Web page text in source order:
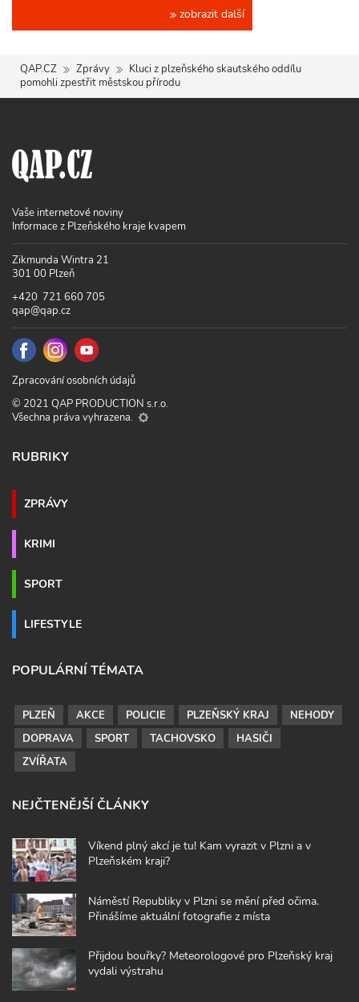
zobrazit další
QAP.CZ Zprávy
Kluci z plzeňského skautského oddílu
pomohli zpestřit městskou přírodu
Vaše internetové noviny
Informace z Plzeňského kraje kvapem
Zikmunda Wintra 21
301 00 Plzeň
+420 721 660 705
qap@qap.cz
Zpracování osobních údajů
© 2021 QAP PRODUCTION s.r.o.
Všechna práva vyhrazena.
RUBRIKY
ZPRÁVY
KRIMI
SPORT
LIFESTYLE
POPULÁRNÍ TÉMATA
PLZEŇ AKCE POLICIE PLZEŇSKÝ KRAJ
NEHODY
DOPRAVA
SPORT TACHOVSKO
HASIČI
ZVÍŘATA
NEJČTENĚJŠÍ ČLÁNKY
Víkend plný akcí je tu! Kam vyrazit v Plzni a v
Plzeňském kraji?
Náměstí Republiky v Plzni se mění před očima.
Přinášíme aktuální fotografie z místa
Přijdou bouřky? Meteorologové pro Plzeňský kraj
vydali výstrahu